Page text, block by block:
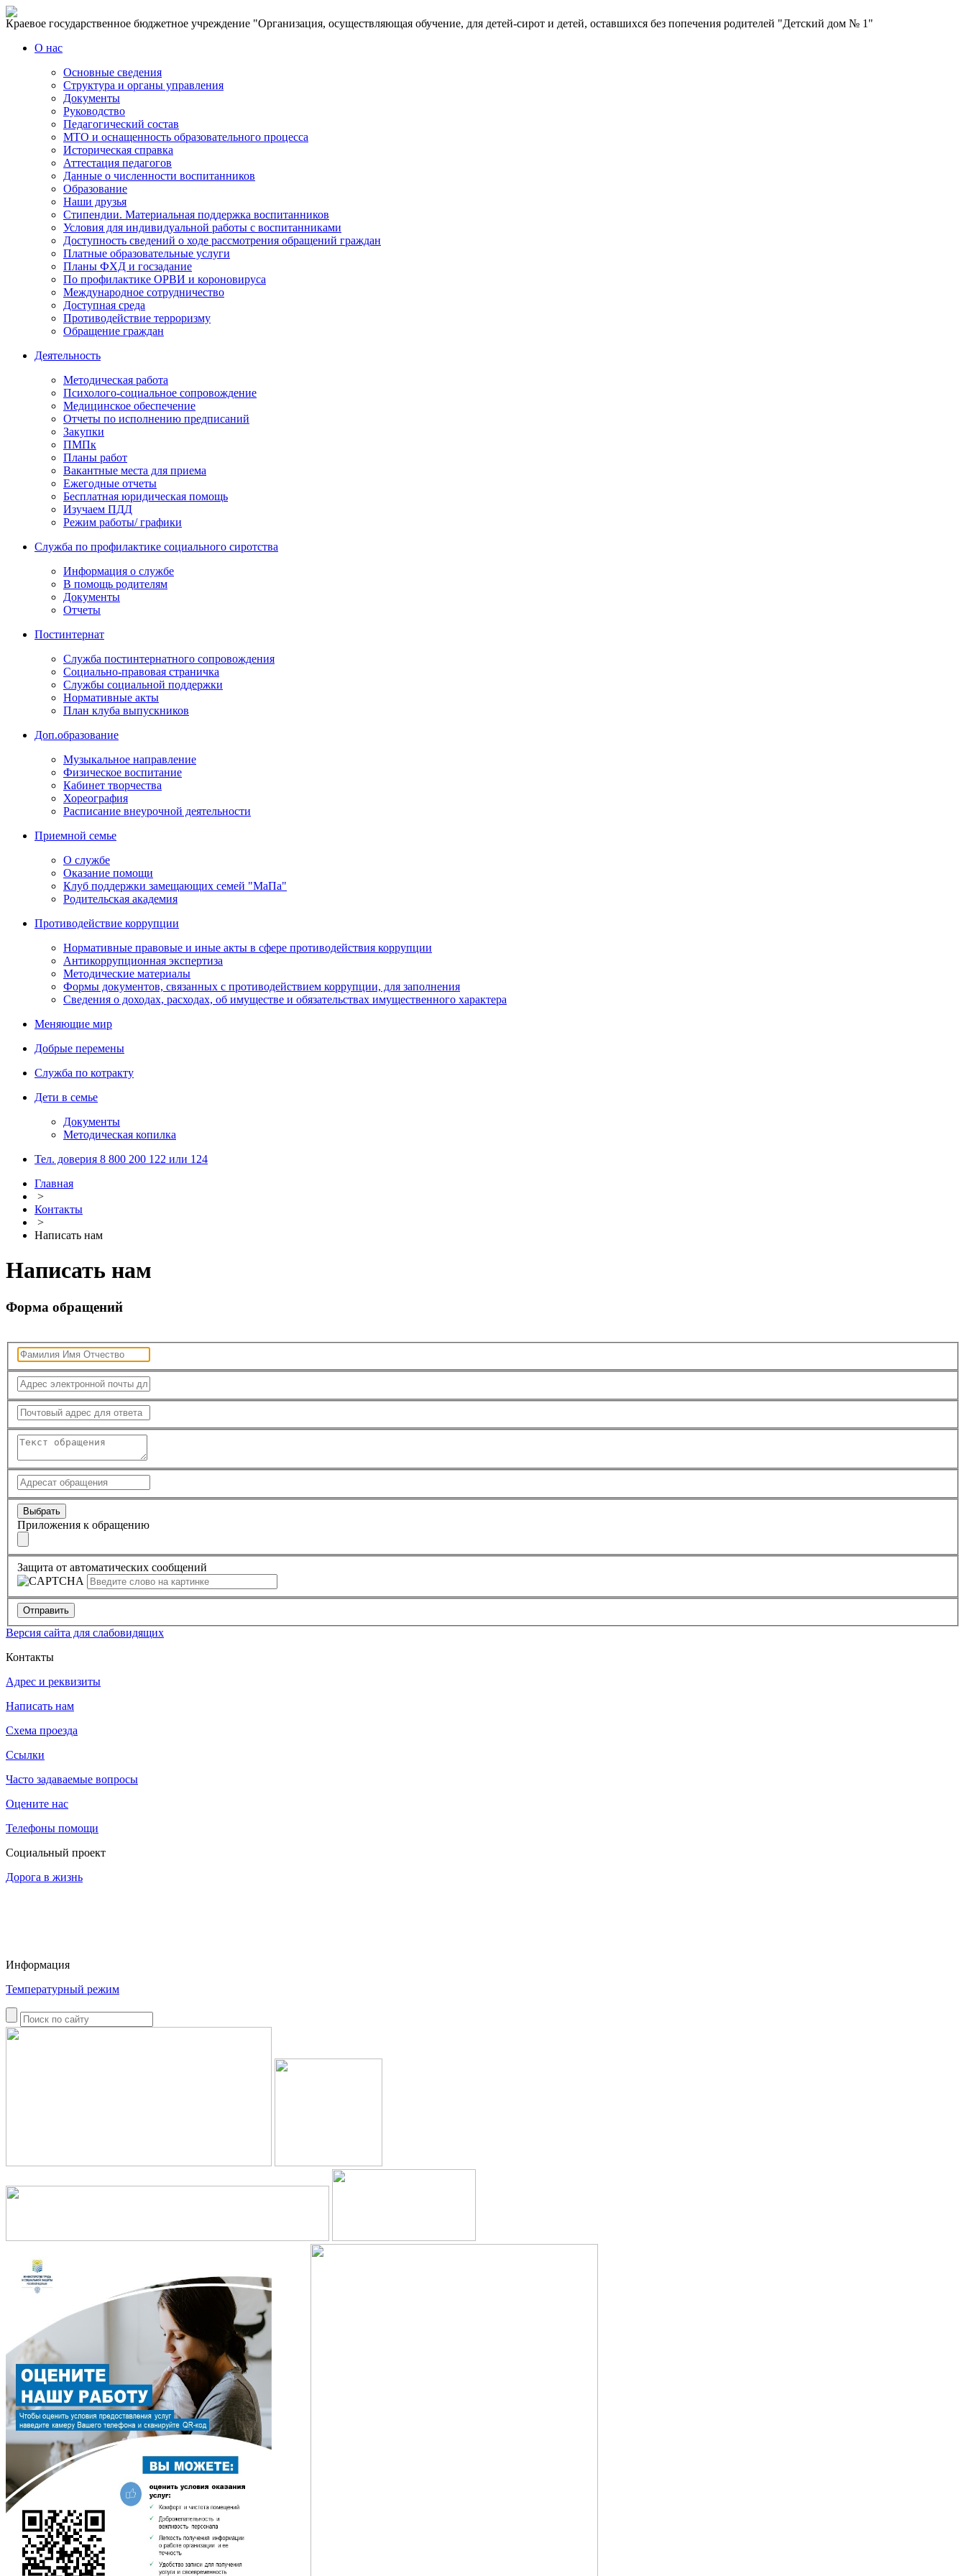
Краевое государственное бюджетное учреждение "Организация, осуществляющая обучение, для детей-сирот и детей, оставшихся без попечения родителей "Детский дом № 1"
О нас
Основные сведения
Структура и органы управления
Документы
Руководство
Педагогический состав
МТО и оснащенность образовательного процесса
Историческая справка
Аттестация педагогов
Данные о численности воспитанников
Образование
Наши друзья
Стипендии. Материальная поддержка воспитанников
Условия для индивидуальной работы с воспитанниками
Доступность сведений о ходе рассмотрения обращений граждан
Платные образовательные услуги
Планы ФХД и госзадание
По профилактике ОРВИ и короновируса
Международное сотрудничество
Доступная среда
Противодействие терроризму
Обращение граждан
Деятельность
Методическая работа
Психолого-социальное сопровождение
Медицинское обеспечение
Отчеты по исполнению предписаний
Закупки
ПМПк
Планы работ
Вакантные места для приема
Ежегодные отчеты
Бесплатная юридическая помощь
Изучаем ПДД
Режим работы/ графики
Служба по профилактике социального сиротства
Информация о службе
В помощь родителям
Документы
Отчеты
Постинтернат
Служба постинтернатного сопровождения
Социально-правовая страничка
Службы социальной поддержки
Нормативные акты
План клуба выпускников
Доп.образование
Музыкальное направление
Физическое воспитание
Кабинет творчества
Хореография
Расписание внеурочной деятельности
Приемной семье
О службе
Оказание помощи
Клуб поддержки замещающих семей "МаПа"
Родительская академия
Противодействие коррупции
Нормативные правовые и иные акты в сфере противодействия коррупции
Антикоррупционная экспертиза
Методические материалы
Формы документов, связанных с противодействием коррупции, для заполнения
Сведения о доходах, расходах, об имуществе и обязательствах имущественного характера
Меняющие мир
Добрые перемены
Служба по котракту
Дети в семье
Документы
Методическая копилка
Тел. доверия 8 800 200 122 или 124
Главная
>
Контакты
>
Написать нам
Написать нам
Форма обращений
Выбрать
Приложения к обращению
Защита от автоматических сообщений
Отправить
Версия сайта для слабовидящих
Контакты
Адрес и реквизиты
Написать нам
Схема проезда
Ссылки
Часто задаваемые вопросы
Оцените нас
Телефоны помощи
Социальный проект
Дорога в жизнь
Информация
Температурный режим